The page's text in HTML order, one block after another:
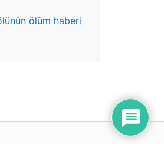
ölüm haberi